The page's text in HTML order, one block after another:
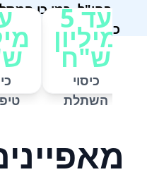
בחו"ל, כמו כן
כיסוי להשתלות
עד 5
מיליון
ש"ח
כיסוי
השתלת
שאינו